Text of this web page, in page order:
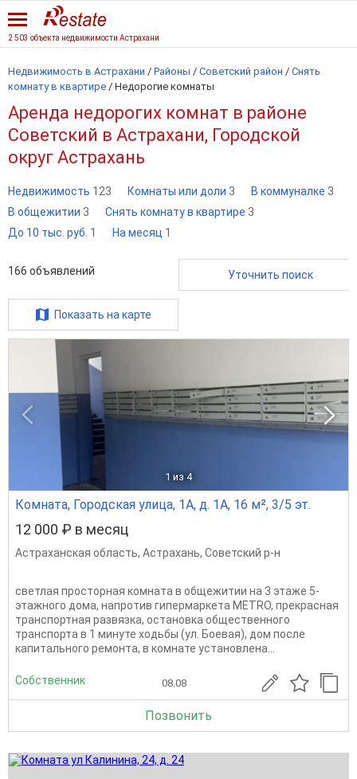
2 503 объекта недвижимости Астрахани
Недвижимость в Астрахани / Районы / Советский район / Снять
комнату в квартире / Недорогие комнаты
Аренда недорогих комнат в районе
Советский в Астрахани, Городской
округ Астрахань
Недвижимость 123 Комнаты или доли 3 В коммуналке 3
В общежитии 3 Снять комнату в квартире 3
До 10 тыс. руб. 1 На месяц 1
166 объявлений Уточнить поиск
Показать на карте
1 из 4
Комната, Городская улица, 1А, д. 1А, 16 м², 3/5 эт.
12 000 ₽ в месяц
Астраханская область, Астрахань, Советский р-н
светлая просторная комната в общежитии на 3 этаже 5-
этажного дома, напротив гипермаркета METRO, прекрасная
транспортная развязка, остановка общественного
транспорта в 1 минуте ходьбы (ул. Боевая), дом после
капитального ремонта, в комнате установлена...
Собственник 08.08
Позвонить